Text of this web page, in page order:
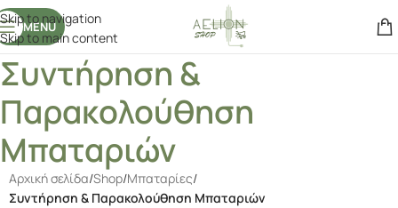
περιεχόμενο
Skip to navigation
Skip to main content
MENU
Συντήρηση &
Παρακολούθηση
Μπαταριών
Αρχική σελίδα/Shop/Μπαταρίες/
Συντήρηση & Παρακολούθηση Μπαταριών